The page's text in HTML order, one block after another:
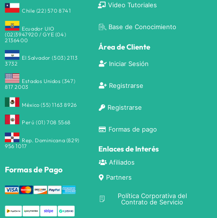
Chile (22) 570 8741
Ecuador UIO
(02)3947920 / GYE (04)
2136400
El Salvador (503) 2113
3732
Estados Unidos (347)
817 2003
México (55) 1163 8926
Perú (01) 708 5568
Rep. Dominicana (829)
956 1017
Formas de Pago
Video Tutoriales
Base de Conocimiento
Área de Cliente
Iniciar Sesión
Registrarse
Registrarse
Formas de pago
Enlaces de Interés
Afiliados
Partners
Política Corporativa del
Contrato de Servicio